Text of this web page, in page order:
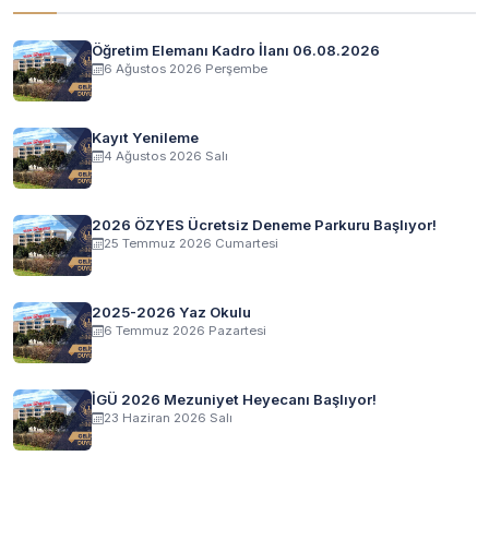
Öğretim Elemanı Kadro İlanı 06.08.2026
6 Ağustos 2026 Perşembe
Kayıt Yenileme
4 Ağustos 2026 Salı
2026 ÖZYES Ücretsiz Deneme Parkuru Başlıyor!
25 Temmuz 2026 Cumartesi
2025-2026 Yaz Okulu
6 Temmuz 2026 Pazartesi
İGÜ 2026 Mezuniyet Heyecanı Başlıyor!
23 Haziran 2026 Salı